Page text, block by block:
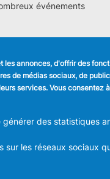
événements
LIENS UTILES
Formulaires
Stationnement
annonces, d'offrir des
de médias sociaux, de
services. Vous consentez
des statistiques
les réseaux sociaux